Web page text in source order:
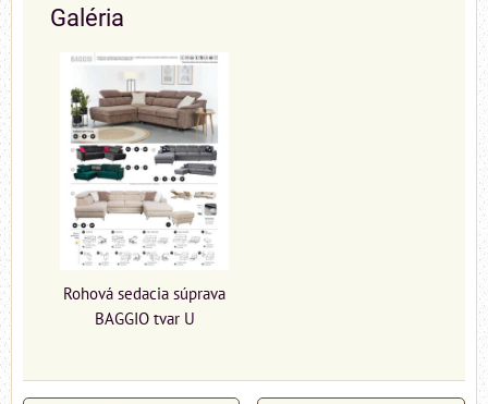
Galéria
Rohová sedacia súprava
BAGGIO tvar U